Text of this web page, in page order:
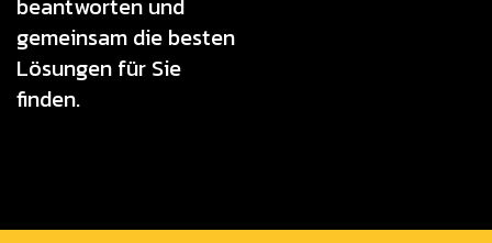
beantworten und
gemeinsam die besten
Lösungen für Sie
finden.